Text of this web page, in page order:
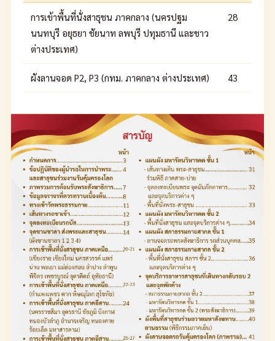
การเข้าพื้นที่นั่งสาธุชน ภาคกลาง (นครปฐม
นนทบุรี อยุธยา ชัยนาท ลพบุรี ปทุมธานี และชาว
ต่างประเทศ)
28
ผังลานจอด P2, P3 (กทม. ภาคกลาง ต่างประเทศ) 43